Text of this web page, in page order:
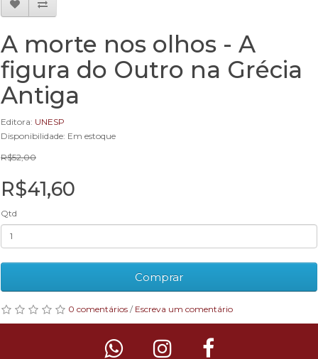
A morte nos olhos - A
figura do Outro na Grécia
Antiga
Editora: UNESP
Disponibilidade: Em estoque
R$52,00
R$41,60
Qtd
Comprar
0 comentários / Escreva um comentário